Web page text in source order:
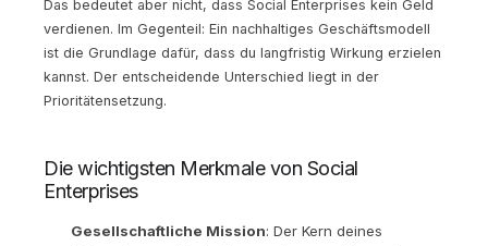
Das bedeutet aber nicht, dass Social Enterprises kein Geld
verdienen. Im Gegenteil: Ein nachhaltiges Geschäftsmodell
ist die Grundlage dafür, dass du langfristig Wirkung erzielen
kannst. Der entscheidende Unterschied liegt in der
Prioritätensetzung.
Die wichtigsten Merkmale von Social
Enterprises
Gesellschaftliche Mission: Der Kern deines